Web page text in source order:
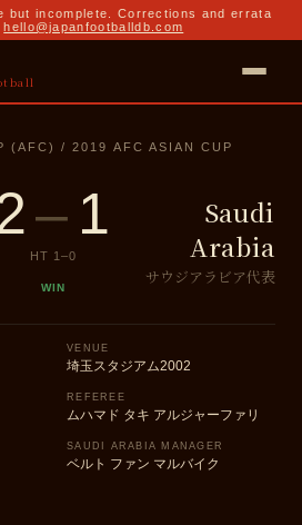
but incomplete. Corrections and errata
hello@japanfootballdb.com
(AFC) / 2019 AFC ASIAN CUP
– 1
HT 1 –0
WIN
Saudi
Arabia
サウジアラビア代表
VENUE
埼玉スタジアム2002
REFEREE
ムハマド タキ アルジャーファリ
SAUDI ARABIA MANAGER
ベルト ファン マルバイク